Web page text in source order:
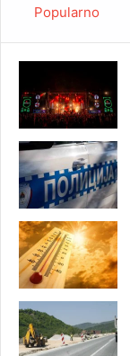
Popularno